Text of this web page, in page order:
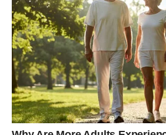
emotivno najdubljim znakovima
vjerovanjima koja se vezuju za Baba
znaka imaju sposobnost da osjete
nego što se oni zaista dogode.
Njihov život često nije jednostavan ni
stabilnog puta, Škorpije i Ribe prolaze
izazove, unutrašnje borbe i velike
vjeruje se da ih upravo teške situacije